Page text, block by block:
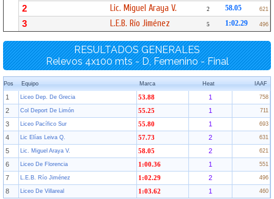
2 Lic. Miguel Araya V. 2 58.05 621
3 L.E.B. Río Jiménez 5 1:02.29 496
RESULTADOS GENERALES
Relevos 4x100 mts - D, Femenino - Final
Pos Equipo Marca Heat IAAF
1 Liceo Dep. De Grecia 53.88 1 758
2 Col Deport De Limón 55.25 1 711
3 Liceo Pacífico Sur 55.80 1 693
4 Lic Elías Leiva Q. 57.73 2 631
5 Lic. Miguel Araya V. 58.05 2 621
6 Liceo De Florencia 1:00.36 1 551
7 L.E.B. Río Jiménez 1:02.29 2 496
8 Liceo De Villareal 1:03.62 1 460